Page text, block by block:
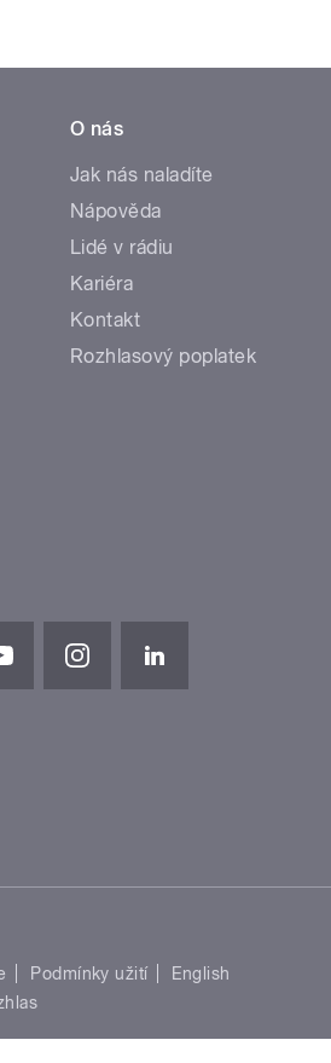
O nás
Jak nás naladíte
Nápověda
Lidé v rádiu
Kariéra
Kontakt
Rozhlasový poplatek
Podmínky užití
English